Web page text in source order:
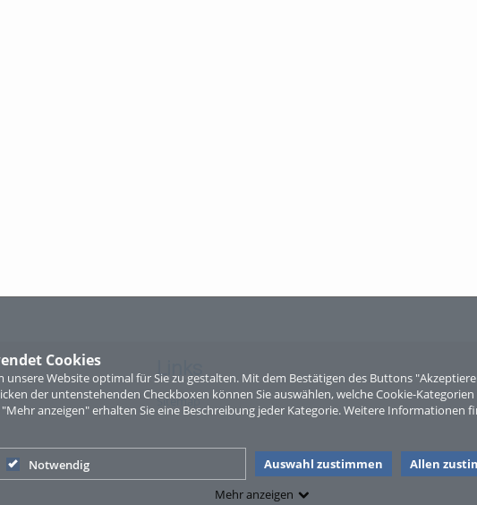
Cookies
unsere Website optimal für Sie zu gestalten. Mit dem Bestätigen des Buttons
der untenstehenden Checkboxen können Sie auswählen, welche Cookie-
anzeigen" erhalten Sie eine Beschreibung jeder Kategorie. Weitere Informationen
Notwendig Auswahl zustimmen
Allen
Mehr anzeigen
Links
Sitemap